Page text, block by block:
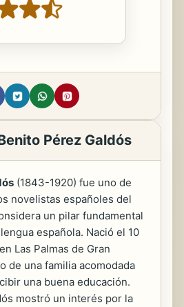
Pérez Galdós
(1843-1920) fue uno de
novelistas españoles del
un pilar fundamental
española. Nació el 10
Las Palmas de Gran
de una familia acomodada
una buena educación.
mostró un interés por la